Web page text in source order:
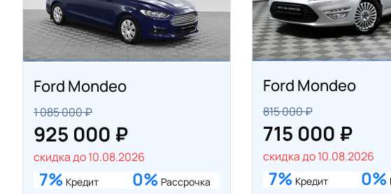
Ford Mondeo
1 085 000 ₽
925 000 ₽
скидка до 10.08.2026
7% Кредит 0% Рассрочка
Ford Mondeo
815 000 ₽
715 000 ₽
скидка до 10.08.2026
7% Кредит 0%